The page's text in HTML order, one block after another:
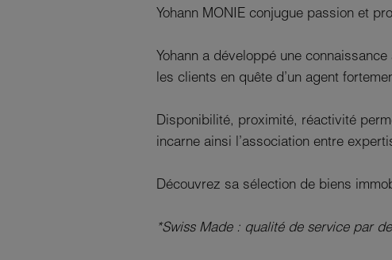
Yohann MONIE conjugue passion et
Yohann a développé une
les clients en quête d’un agent
Disponibilité, proximité, réactivité
incarne ainsi l’association entre
Découvrez sa sélection de biens
*Swiss Made : qualité de service par